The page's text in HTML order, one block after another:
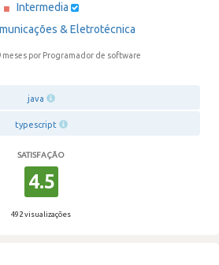
Intermedia
·
& Eletrotécnica
meses por Programador de software
java
typescript
SATISFAÇÃO
4.5
492 visualizações